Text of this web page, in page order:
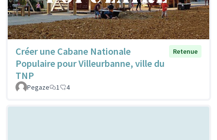
Créer une Cabane Nationale
Populaire pour Villeurbanne, ville du
TNP
Retenue
Pegaze 1 4